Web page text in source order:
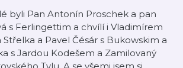
byli Pan Antonín Proschek a pan
s Ferlingettim a chvílí i Vladimírem
a Pavel Čésár s Bukowskim a
s Jardou Kodešem a Zamilovaný